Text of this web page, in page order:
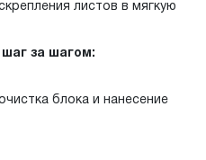
листов в мягкую
за шагом:
блока и нанесение